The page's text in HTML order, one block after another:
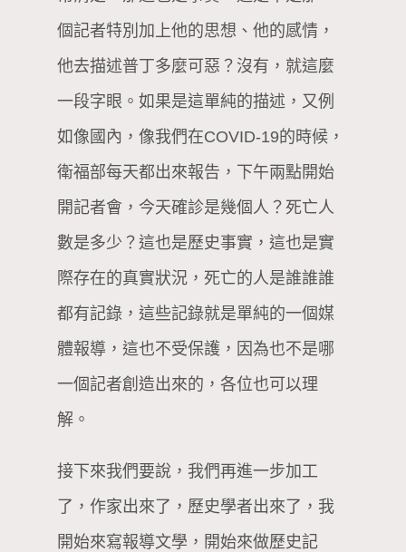
個記者特別加上他的思想、他的感情，
他去描述普丁多麼可惡？沒有，就這麼
一段字眼。如果是這單純的描述，又例
如像國內，像我們在COVID-19的時候，
衛福部每天都出來報告，下午兩點開始
開記者會，今天確診是幾個人？死亡人
數是多少？這也是歷史事實，這也是實
際存在的真實狀況，死亡的人是誰誰誰
都有記錄，這些記錄就是單純的一個媒
體報導，這也不受保護，因為也不是哪
一個記者創造出來的，各位也可以理
解。
接下來我們要說，我們再進一步加工
了，作家出來了，歷史學者出來了，我
開始來寫報導文學，開始來做歷史記